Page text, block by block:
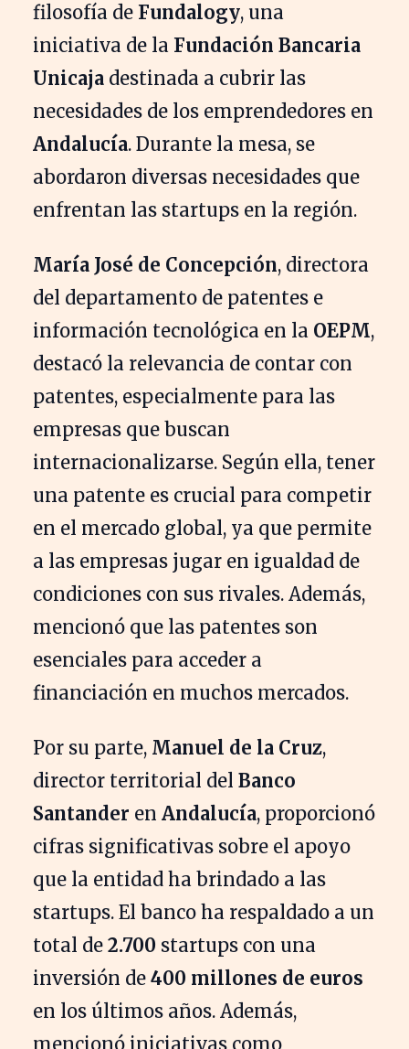
filosofía de Fundalogy, una
iniciativa de la Fundación Bancaria
Unicaja destinada a cubrir las
necesidades de los emprendedores en
Andalucía. Durante la mesa, se
abordaron diversas necesidades que
enfrentan las startups en la región.
María José de Concepción, directora
del departamento de patentes e
información tecnológica en la OEPM,
destacó la relevancia de contar con
patentes, especialmente para las
empresas que buscan
internacionalizarse. Según ella, tener
una patente es crucial para competir
en el mercado global, ya que permite
a las empresas jugar en igualdad de
condiciones con sus rivales. Además,
mencionó que las patentes son
esenciales para acceder a
financiación en muchos mercados.
Por su parte, Manuel de la Cruz,
director territorial del Banco
Santander en Andalucía, proporcionó
cifras significativas sobre el apoyo
que la entidad ha brindado a las
startups. El banco ha respaldado a un
total de 2.700 startups con una
inversión de 400 millones de euros
en los últimos años. Además,
mencionó iniciativas como